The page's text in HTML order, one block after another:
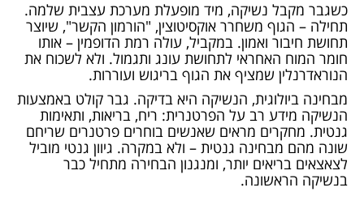
כשגבר מקבל נשיקה, מיד מופעלת מערכת עצבית שלמה.
תחילה – הגוף משחרר אוקסיטוצין, "הורמון הקשר", שיוצר
תחושת חיבור ואמון. במקביל, עולה רמת הדופמין – אותו
חומר המוח האחראי לתחושת עונג ותגמול. ולא לשכוח את
הנוראדרנלין שמציף את הגוף בריגוש ועוררות.
מבחינה ביולוגית, הנשיקה היא בדיקה. גבר קולט באמצעות
הנשיקה מידע רב על הפרטנרית: ריח, בריאות, ותאימות
גנטית. מחקרים מראים שאנשים בוחרים פרטנרים שריחם
שונה מהם מבחינה גנטית – ולא במקרה. גיוון גנטי מוביל
לצאצאים בריאים יותר, ומנגנון הבחירה מתחיל כבר
בנשיקה הראשונה.